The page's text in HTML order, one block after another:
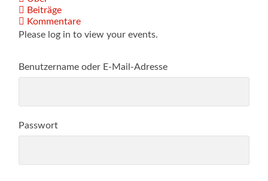
Beiträge
Kommentare
Please log in to view your events.
Benutzername oder E-Mail-Adresse
Passwort